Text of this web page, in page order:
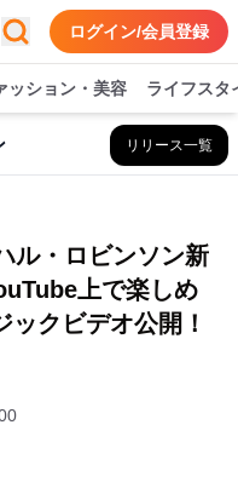
ログイン/会員登録
ッション・美容 ライフスタ
リリース一覧
ル・ロビンソン新
上で楽しめ
クビデオ公開！